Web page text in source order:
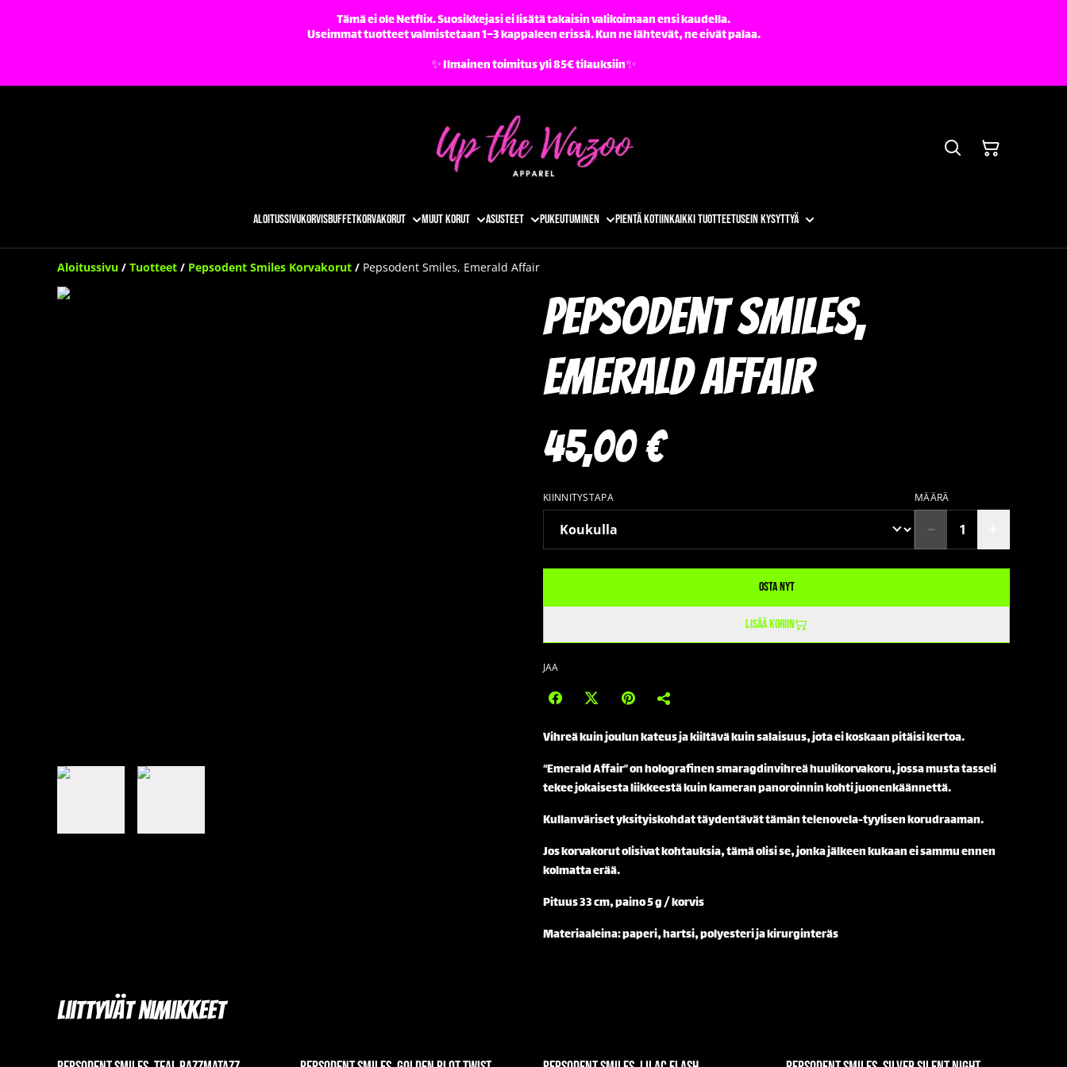
Tämä ei ole Netflix. Suosikkejasi ei lisätä takaisin valikoimaan ensi kaudella.
Useimmat tuotteet valmistetaan 1–3 kappaleen erissä. Kun ne lähtevät, ne eivät palaa.
✨️ Ilmainen toimitus yli 85€ tilauksiin✨️
AloitussivuKorvisbuffetKorvakorut Muut korut Asusteet Pukeutuminen Pientä kotiinKaikki tuotteetUsein kysyttyä
Aloitussivu / Tuotteet / Pepsodent Smiles Korvakorut / Pepsodent Smiles, Emerald Affair
Pepsodent Smiles,
Emerald Affair
45,00 €
KIINNITYSTAPA MÄÄRÄ
Osta nyt
Lisää koriin
JAA
Vihreä kuin joulun kateus ja kiiltävä kuin salaisuus, jota ei koskaan pitäisi kertoa.
“Emerald Affair” on holografinen smaragdinvihreä huulikorvakoru, jossa musta tasseli
tekee jokaisesta liikkeestä kuin kameran panoroinnin kohti juonenkäännettä.
Kullanväriset yksityiskohdat täydentävät tämän telenovela-tyylisen korudraaman.
Jos korvakorut olisivat kohtauksia, tämä olisi se, jonka jälkeen kukaan ei sammu ennen
kolmatta erää.
Pituus 33 cm, paino 5 g / korvis
Materiaaleina: paperi, hartsi, polyesteri ja kirurginteräs
Liittyvät nimikkeet